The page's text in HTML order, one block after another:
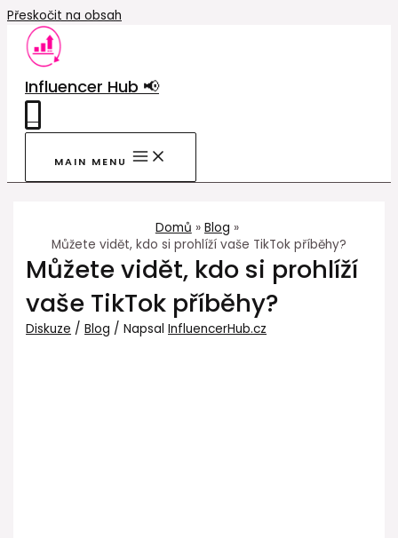
Přeskočit na obsah
Influencer Hub 📢
MAIN MENU
Domů
Blog
Můžete vidět, kdo si prohlíží vaše TikTok příběhy?
Můžete vidět, kdo si prohlíží
vaše TikTok příběhy?
Diskuze /Blog / NapsalInfluencerHub.cz